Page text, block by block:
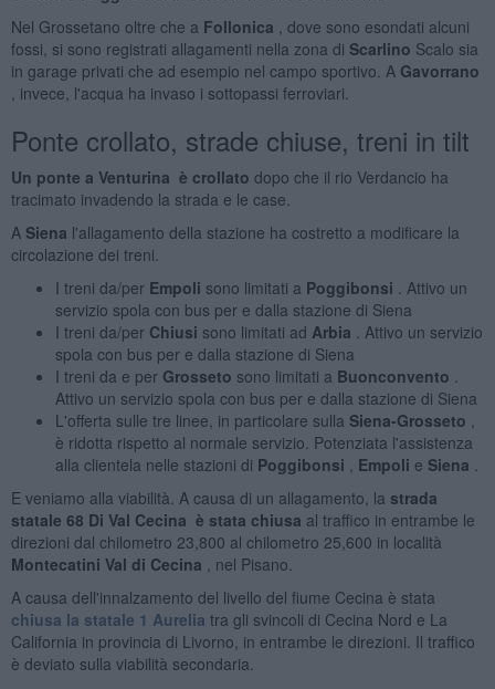
Nel Grossetano oltre che a Follonica , dove sono esondati alcuni
fossi, si sono registrati allagamenti nella zona di Scarlino Scalo sia
in garage privati che ad esempio nel campo sportivo. A Gavorrano
, invece, l'acqua ha invaso i sottopassi ferroviari.
Ponte crollato, strade chiuse, treni in tilt
Un ponte a Venturina è crollato dopo che il rio Verdancio ha
tracimato invadendo la strada e le case.
A Siena l'allagamento della stazione ha costretto a modificare la
circolazione dei treni.
I treni da/per Empoli sono limitati a Poggibonsi . Attivo un
servizio spola con bus per e dalla stazione di Siena
I treni da/per Chiusi sono limitati ad Arbia . Attivo un servizio
spola con bus per e dalla stazione di Siena
I treni da e per Grosseto sono limitati a Buonconvento
Attivo un servizio spola con bus per e dalla stazione di Siena
L'offerta sulle tre linee, in particolare sulla Siena-Grosseto
è ridotta rispetto al normale servizio. Potenziata l'assistenza
alla clientela nelle stazioni di Poggibonsi Empoli e Siena
E veniamo alla viabilità. A causa di un allagamento, la strada
statale 68 Di Val Cecina è stata chiusa al traffico in entrambe le
direzioni dal chilometro 23,800 al chilometro 25,600 in località
Montecatini Val di Cecina , nel Pisano.
A causa dell'innalzamento del livello del fiume Cecina è stata
chiusa la statale 1 Aurelia tra gli svincoli di Cecina Nord e La
California in provincia di Livorno, in entrambe le direzioni. Il traffico
è deviato sulla viabilità secondaria.